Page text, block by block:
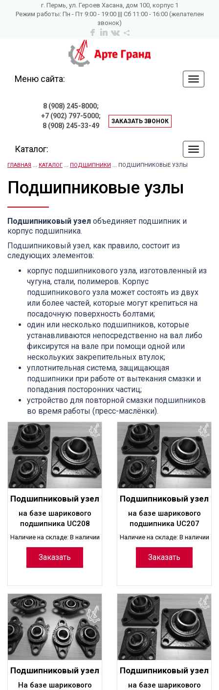
г. Пермь, ул. Героев Хасана, дом 100, корпус 1
Режим работы: Пн - Пт 9:00 - 19:00 ||| Сб 11:00 - 16:00 (желателен
звонок)
Меню сайта:
8 (908) 245-8000;
+7 (902) 797-5000;
8 (908) 245-33-49
ЗАКАЗАТЬ ЗВОНОК
Каталог:
ГЛАВНАЯ КАТАЛОГ ПОДШИПНИКИ ... ПОДШИПНИКОВЫЕ УЗЛЫ
Подшипниковые узлы
Подшипниковый узел объединяет подшипник и
корпус подшипника.
Подшипниковый узел, как правило, состоит из
следующих элементов:
корпус подшипникового узла, изготовленный из
чугуна, стали, полимеров. Корпус
подшипникового узла может состоять из двух
или более частей, которые могут крепиться на
посадочную поверхность болтами;
один или несколько подшипников, которые
устанавливаются непосредственно на вал либо
фиксирутся на вале при помощи одной или
нескольуких закрепительных втулок;
уплотнительная система, защищающая
подшипники при работе от вытекания смазки и
попадания посторонних частиц;
устройство для повторной смазки подшипников
во время работы (пресс-маслёнки).
Подшипниковый узел
UCF208
на базе шарикового
подшипника UC208
Наличие на складе: В наличии
Заказать
Подшипниковый узел
UCF207
на базе шарикового
подшипника UC207
Наличие на складе: В наличии
Заказать
Подшипниковый узел
UCFL205
На базе шарикового
Подшипниковый узел
UCF205
на базе шарикового